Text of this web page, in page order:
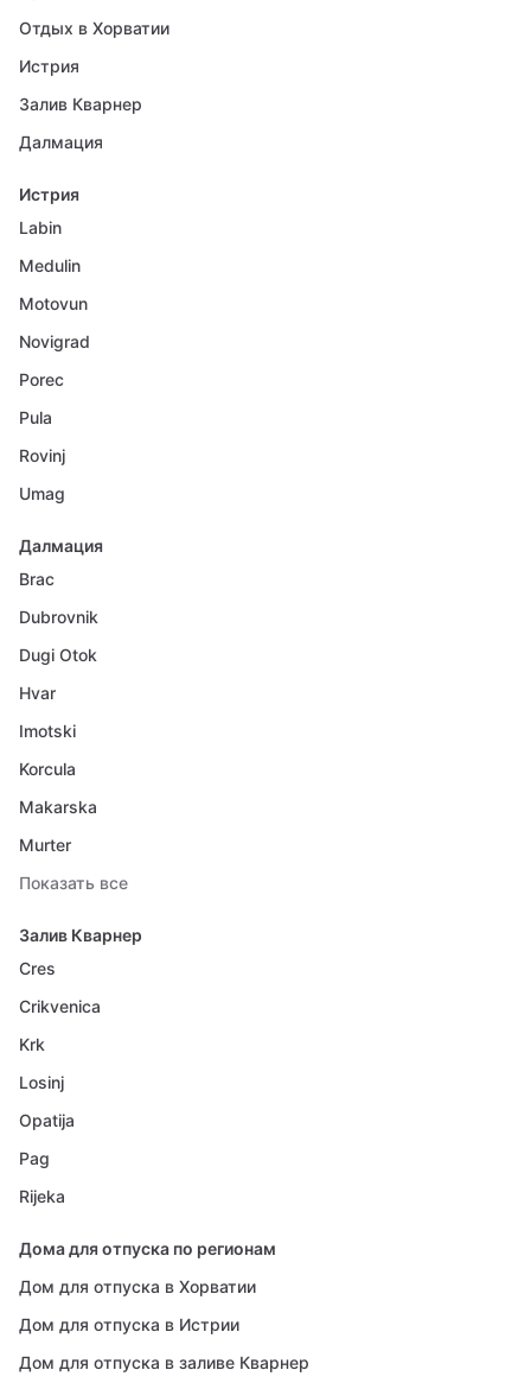
Отдых в Хорватии
Истрия
Залив Кварнер
Далмация
Истрия
Labin
Medulin
Motovun
Novigrad
Porec
Pula
Rovinj
Umag
Далмация
Brac
Dubrovnik
Dugi Otok
Hvar
Imotski
Korcula
Makarska
Murter
Показать все
Залив Кварнер
Cres
Crikvenica
Krk
Losinj
Opatija
Pag
Rijeka
Дома для отпуска по регионам
Дом для отпуска в Хорватии
Дом для отпуска в Истрии
Дом для отпуска в заливе Кварнер